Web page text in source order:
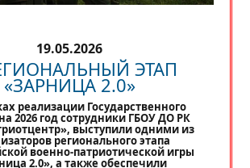
19.05.2026
ЭТАП
«ЗАРНИЦА 2.0»
реализации Государственного
2026 год сотрудники ГБОУ ДО РК
выступили одними из
регионального этапа
военно-патриотической игры
2.0», а также обеспечили